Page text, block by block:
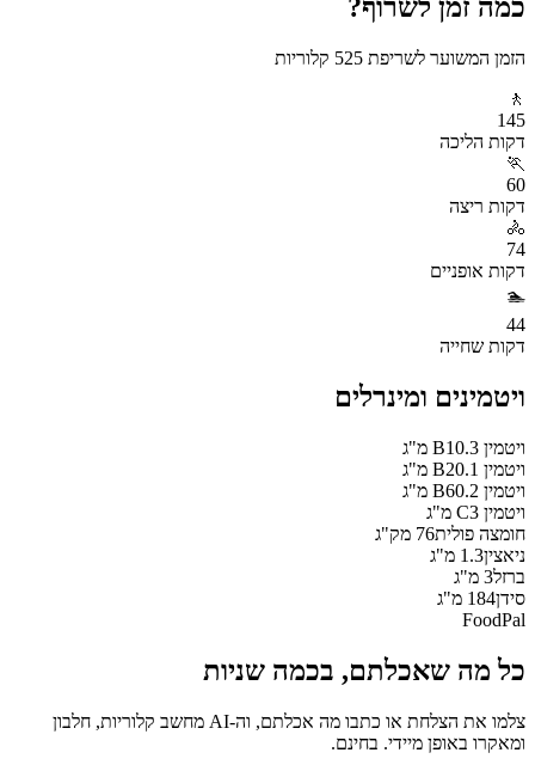
כמה זמן לשרוף?
הזמן המשוער לשריפת 525 קלוריות
🚶
145
דקות הליכה
🏃
60
דקות ריצה
🚴
74
דקות אופניים
🏊
44
דקות שחייה
ויטמינים ומינרלים
ויטמין B1 0.3
מ"ג
ויטמין B2 0.1
מ"ג
ויטמין B6 0.2
מ"ג
ויטמין C 3
מ"ג
חומצה פולית76 מק"ג
ניאצין1.3 מ"ג
ברזל3 מ"ג
סידן184 מ"ג
FoodPal
כל מה שאכלתם, בכמה שניות
צלמו את הצלחת או כתבו מה אכלתם, וה-AI מחשב קלוריות, חלבון
ומאקרו באופן מיידי. בחינם.